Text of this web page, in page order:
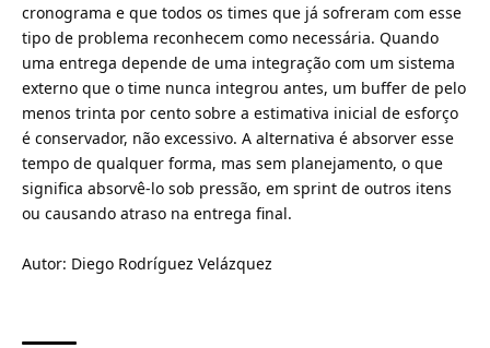
cronograma e que todos os times que já sofreram com esse
tipo de problema reconhecem como necessária. Quando
uma entrega depende de uma integração com um sistema
externo que o time nunca integrou antes, um buffer de pelo
menos trinta por cento sobre a estimativa inicial de esforço
é conservador, não excessivo. A alternativa é absorver esse
tempo de qualquer forma, mas sem planejamento, o que
significa absorvê-lo sob pressão, em sprint de outros itens
ou causando atraso na entrega final.
Autor: Diego Rodríguez Velázquez